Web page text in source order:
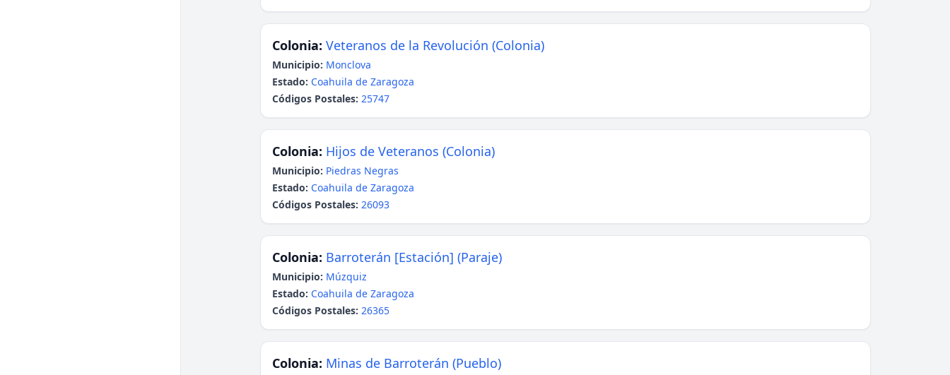
Colonia: Veteranos de la Revolución (Colonia)
Municipio: Monclova
Estado: Coahuila de Zaragoza
Códigos Postales: 25747
Colonia: Hijos de Veteranos (Colonia)
Municipio: Piedras Negras
Estado: Coahuila de Zaragoza
Códigos Postales: 26093
Colonia: Barroterán [Estación] (Paraje)
Municipio: Múzquiz
Estado: Coahuila de Zaragoza
Códigos Postales: 26365
Colonia: Minas de Barroterán (Pueblo)